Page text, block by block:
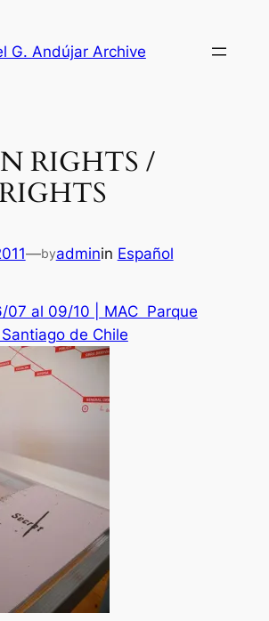
G. Andújar Archive
RIGHTS /
—byadminin Español
al 09/10 | MAC Parque
de Chile